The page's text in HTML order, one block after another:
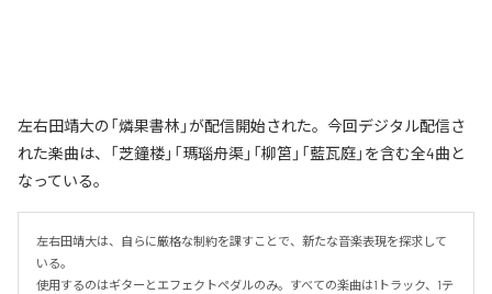
左右田靖大の「燐果書林」が配信開始された。今回デジタル配信さ
れた楽曲は、「芝鐘楼」「瑪瑙舟渠」「柳筥」「藍瓦庭」を含む全4曲と
なっている。
左右田靖大は、自らに厳格な制約を課すことで、新たな音楽表現を探求して
いる。
使用するのはギターとエフェクトペダルのみ。すべての楽曲は1トラック、1テ